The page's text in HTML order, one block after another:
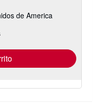
de America